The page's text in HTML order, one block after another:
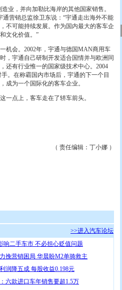
，并向加勒比海岸的其他国家销售。
营销总监徐卫东说：“宇通走出海外不能
不可能持续发展。作为国内最大的客车企
文化价值。”
会。2002年，宇通与德国MAN商用车
，宇通自己研制开发适合国情并与欧洲同
还有行业惟一的国家级技术中心。2004
。在称霸国内市场后，宇通的下一个目
成为一个国际化的客车企业。
点上，客车走在了轿车前头。
（ 责任编辑：丁小娜 ）
>>进入汽车论坛
响二手车市 不必担心贬值问题
挽营销困局 华晨盼M2单骑救主
润降五成 每股收益0.198元
六款进口车年销售要超1.5万